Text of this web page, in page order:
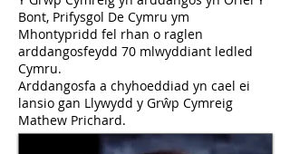
Bont, Prifysgol De Cymru ym
Mhontypridd fel rhan o raglen
arddangosfeydd 70 mlwyddiant ledled
Cymru.
Arddangosfa a chyhoeddiad yn cael ei
lansio gan Llywydd y Grŵp Cymreig
Mathew Prichard.